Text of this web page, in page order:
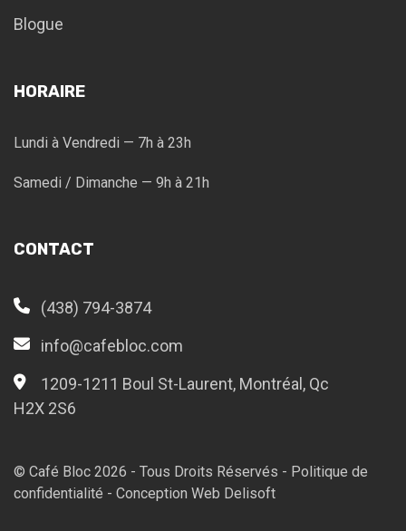
Blogue
HORAIRE
Lundi à Vendredi — 7h à 23h
Samedi / Dimanche — 9h à 21h
CONTACT
(438) 794-3874
info@cafebloc.com
1209-1211 Boul St-Laurent, Montréal, Qc
H2X 2S6
© Café Bloc 2026 - Tous Droits Réservés - Politique de
confidentialité - Conception Web Delisoft